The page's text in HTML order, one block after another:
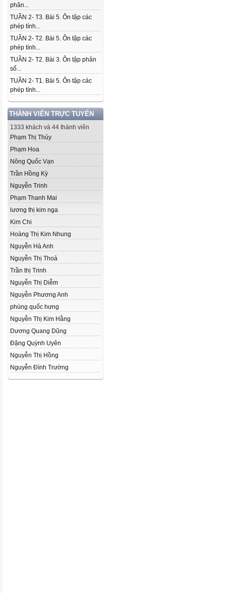
phân...
TUẦN 2- T3. Bài 5. Ôn tập các
phép tính...
TUẦN 2- T2. Bài 5. Ôn tập các
phép tính...
TUẦN 2- T2. Bài 3. Ôn tập phân
số...
TUẦN 2- T1. Bài 5. Ôn tập các
phép tính...
THÀNH VIÊN TRỰC TUYẾN
1333 khách và 44 thành viên
Phạm Thị Thủy
Phạm Hoa
Nông Quốc Vạn
Trần Hồng Kỳ
Nguyễn Trinh
Phạm Thanh Mai
lương thị kim nga
Kim Chi
Hoàng Thị Kim Nhung
Nguyễn Hà Anh
Nguyễn Thị Thoả
Trần thị Trinh
Nguyễn Thị Diễm
Nguyễn Phương Anh
phùng quốc hưng
Nguyễn Thị Kim Hằng
Dương Quang Dũng
Đặng Quỳnh Uyên
Nguyễn Thị Hồng
Nguyễn Đình Trường